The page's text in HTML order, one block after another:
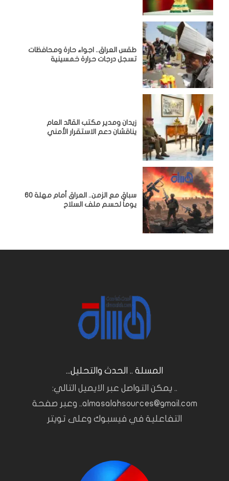
طقس العراق.. اجواء حارة ومحافظات
تسجل درجات حرارة خمسينية
زيدان ومدير مكتب القائد العام
يناقشان دعم الاستقرار الأمني
سباق مع الزمن.. العراق أمام مهلة 60
يوماً لحسم ملف السلاح
المسلة .. الحدث والتحليل...
.. يمكن التواصل عبر الايميل التالي:
almasalahsources@gmail.com.. وعبر صفحة
التفاعلية في فيسبوك وعلى تويتر